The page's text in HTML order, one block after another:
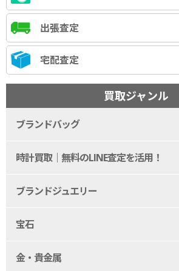
出張査定
宅配査定
買取ジャンル
ブランドバッグ
時計買取｜無料のLINE査定を活用！
ブランドジュエリー
宝石
金・貴金属